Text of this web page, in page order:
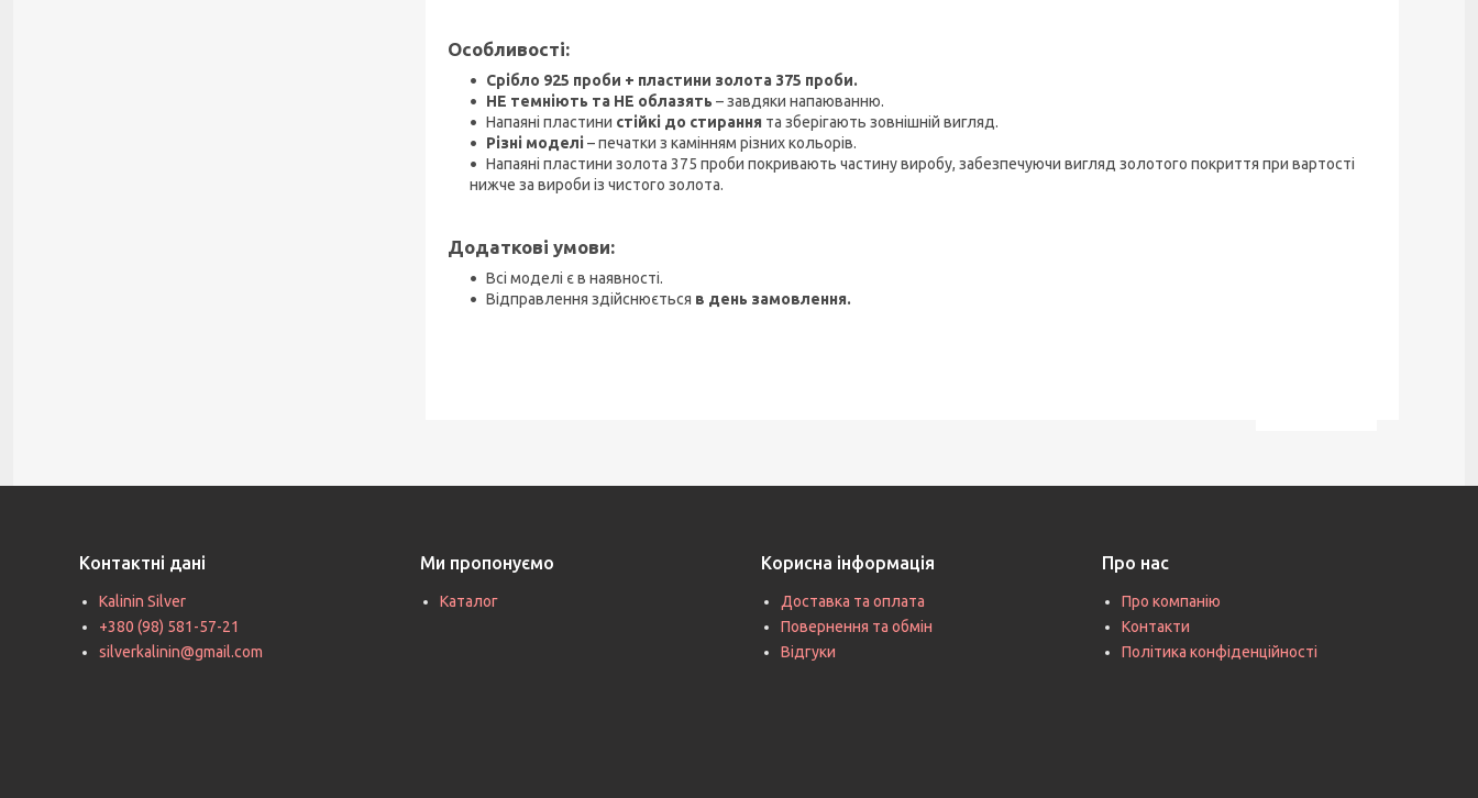
Особливості:
Срібло 925 проби + пластини золота 375 проби.
НЕ темніють та НЕ облазять – завдяки напаюванню.
Напаяні пластини стійкі до стирання та зберігають зовнішній вигляд.
Різні моделі – печатки з камінням різних кольорів.
Напаяні пластини золота 375 проби покривають частину виробу, забезпечуючи вигляд золотого покриття при вартості
нижче за вироби із чистого золота.
Додаткові умови:
Всі моделі є в наявності.
Відправлення здійснюється в день замовлення.
Контактні дані
Kalinin Silver
+380 (98) 581-57-21
silverkalinin@gmail.com
Ми пропонуємо
Каталог
Корисна інформація
Доставка та оплата
Повернення та обмін
Відгуки
Про нас
Про компанію
Контакти
Політика конфіденційності